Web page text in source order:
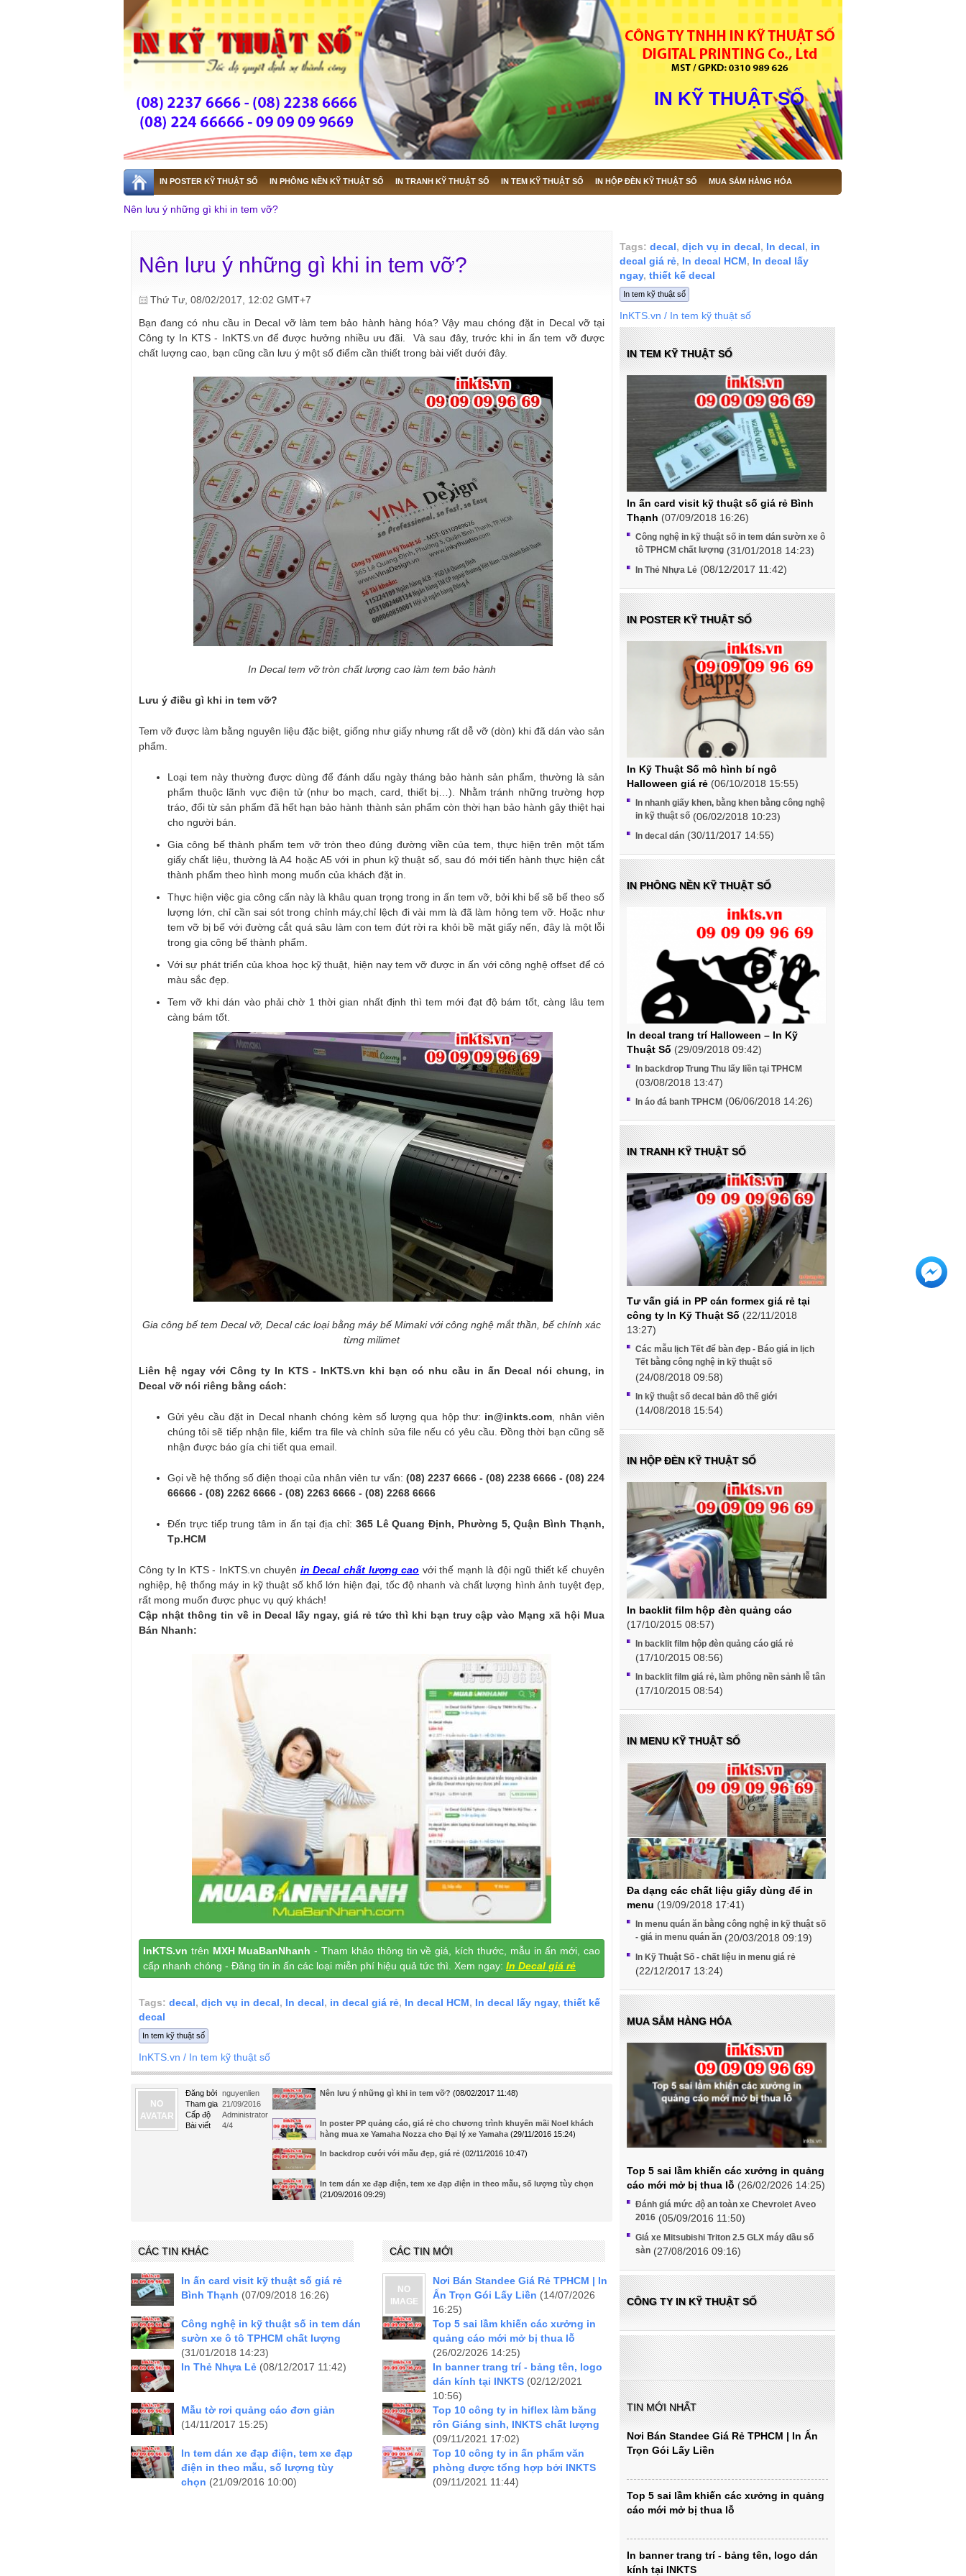
IN KỸ THUẬT SỐ
IN POSTER KỸ THUẬT SỐ IN PHÔNG NỀN KỸ THUẬT SỐ IN TRANH KỸ THUẬT SỐ IN TEM KỸ THUẬT SỐ IN HỘP ĐÈN KỸ THUẬT SỐ MUA SẮM HÀNG HÓA
Nên lưu ý những gì khi in tem vỡ?
Nên lưu ý những gì khi in tem vỡ?
Thứ Tư, 08/02/2017, 12:02 GMT+7
Bạn đang có nhu cầu in Decal vỡ làm tem bảo hành hàng hóa? Vậy mau chóng đặt in Decal vỡ tại
Công ty In KTS - InKTS.vn để được hưởng nhiều ưu đãi. Và sau đây, trước khi in ấn tem vỡ được
chất lượng cao, bạn cũng cần lưu ý một số điểm cần thiết trong bài viết dưới đây.
In Decal tem vỡ tròn chất lượng cao làm tem bảo hành
Lưu ý điều gì khi in tem vỡ?
Tem vỡ được làm bằng nguyên liệu đặc biệt, giống như giấy nhưng rất dễ vỡ (dòn) khi đã dán vào sản
phẩm.
Loại tem này thường được dùng để đánh dấu ngày tháng bảo hành sản phẩm, thường là sản
phẩm thuộc lãnh vực điện tử (như bo mạch, card, thiết bị…). Nhằm tránh những trường hợp
tráo, đổi từ sản phẩm đã hết hạn bảo hành thành sản phẩm còn thời hạn bảo hành gây thiệt hại
cho người bán.
Gia công bế thành phẩm tem vỡ tròn theo đúng đường viền của tem, thực hiện trên một tấm
giấy chất liệu, thường là A4 hoặc A5 với in phun kỹ thuật số, sau đó mới tiến hành thực hiện cắt
thành phẩm theo hình mong muốn của khách đặt in.
Thực hiện việc gia công cấn này là khâu quan trọng trong in ấn tem vỡ, bởi khi bế sẽ bế theo số
lượng lớn, chỉ cần sai sót trong chỉnh máy,chỉ lệch đi vài mm là đã làm hỏng tem vỡ. Hoặc như
tem vỡ bị bế với đường cắt quá sâu làm con tem đứt rời ra khỏi bề mặt giấy nến, đây là một lỗi
trong gia công bế thành phẩm.
Với sự phát triển của khoa học kỹ thuật, hiện nay tem vỡ được in ấn với công nghệ offset để có
màu sắc đẹp.
Tem vỡ khi dán vào phải chờ 1 thời gian nhất định thì tem mới đạt độ bám tốt, càng lâu tem
càng bám tốt.
Gia công bế tem Decal vỡ, Decal các loại bằng máy bế Mimaki với công nghệ mắt thần, bế chính xác
từng milimet
Liên hệ ngay với Công ty In KTS - InKTS.vn khi bạn có nhu cầu in ấn Decal nói chung, in
Decal vỡ nói riêng bằng cách:
Gửi yêu cầu đặt in Decal nhanh chóng kèm số lượng qua hộp thư: in@inkts.com , nhân viên
chúng tôi sẽ tiếp nhận file, kiểm tra file và chỉnh sửa file nếu có yêu cầu. Đồng thời bạn cũng sẽ
nhận được báo gía chi tiết qua email.
Gọi về hệ thống số điện thoại của nhân viên tư vấn: (08) 2237 6666 - (08) 2238 6666 - (08) 224
66666 - (08) 2262 6666 - (08) 2263 6666 - (08) 2268 6666
Đến trực tiếp trung tâm in ấn tại địa chỉ: 365 Lê Quang Định, Phường 5, Quận Bình Thạnh,
Tp.HCM
Công ty In KTS - InKTS.vnchuyên in Decal chất lượng cao với thế mạnh là đội ngũ thiết kế chuyên
nghiệp, hệ thống máy in kỹ thuật số khổ lớn hiện đại, tốc độ nhanh và chất lượng hình ảnh tuyệt đẹp,
rất mong muốn được phục vụ quý khách!
Cập nhật thông tin về in Decal lấy ngay, giá rẻ tức thì khi bạn truy cập vào Mạng xã hội Mua
Bán Nhanh:
InKTS.vn trên MXH MuaBanNhanh - Tham khảo thông tin về giá, kích thước, mẫu in ấn mới, cao
cấp nhanh chóng - Đăng tin in ấn các loại miễn phí hiệu quả tức thì. Xem ngay: In Decal giá rẻ
Tags: decal, dịch vụ in decal, In decal, in decal giá rẻ, In decal HCM, In decal lấy ngay, thiết kế
decal
In tem kỹ thuật số
InKTS.vn / In tem kỹ thuật số
NO
AVATAR
Đăng bởi nguyenlien
Tham gia 21/09/2016
Cấp độ
Administrator
Bài viết
4/4
Nên lưu ý những gì khi in tem vỡ? (08/02/2017 11:48)
In poster PP quảng cáo, giá rẻ cho chương trình khuyến mãi Noel khách
hàng mua xe Yamaha Nozza cho Đại lý xe Yamaha (29/11/2016 15:24)
In backdrop cưới với mẫu đẹp, giá rẻ (02/11/2016 10:47)
In tem dán xe đạp điện, tem xe đạp điện in theo mẫu, số lượng tùy chọn
(21/09/2016 09:29)
CÁC TIN KHÁC
In ấn card visit kỹ thuật số giá rẻ
Bình Thạnh (07/09/2018 16:26)
Công nghệ in kỹ thuật số in tem dán
sườn xe ô tô TPHCM chất lượng
(31/01/2018 14:23)
In Thẻ Nhựa Lẻ (08/12/2017 11:42)
Mẫu tờ rơi quảng cáo đơn giản
(14/11/2017 15:25)
In tem dán xe đạp điện, tem xe đạp
điện in theo mẫu, số lượng tùy
chọn (21/09/2016 10:00)
CÁC TIN MỚI
NO
IMAGE
Nơi Bán Standee Giá Rẻ TPHCM | In
Ấn Trọn Gói Lấy Liền (14/07/2026
16:25)
Top 5 sai lầm khiến các xưởng in
quảng cáo mới mở bị thua lỗ
(26/02/2026 14:25)
In banner trang trí - bảng tên, logo
dán kính tại INKTS (02/12/2021
10:56)
Top 10 công ty in hiflex làm băng
rôn Giáng sinh, INKTS chất lượng
(09/11/2021 17:02)
Top 10 công ty in ấn phẩm văn
phòng được tổng hợp bởi INKTS
(09/11/2021 11:44)
Tags: decal, dịch vụ in decal, In decal, in
decal giá rẻ, In decal HCM, In decal lấy
ngay, thiết kế decal
In tem kỹ thuật số
InKTS.vn / In tem kỹ thuật số
IN TEM KỸ THUẬT SỐ
In ấn card visit kỹ thuật số giá rẻ Bình
Thạnh (07/09/2018 16:26)
Công nghệ in kỹ thuật số in tem dán sườn xe ô
tô TPHCM chất lượng (31/01/2018 14:23)
In Thẻ Nhựa Lẻ (08/12/2017 11:42)
IN POSTER KỸ THUẬT SỐ
In Kỹ Thuật Số mô hình bí ngô
Halloween giá rẻ (06/10/2018 15:55)
In nhanh giấy khen, bằng khen bằng công nghệ
in kỹ thuật số (06/02/2018 10:23)
In decal dán (30/11/2017 14:55)
IN PHÔNG NỀN KỸ THUẬT SỐ
In decal trang trí Halloween – In Kỹ
Thuật Số (29/09/2018 09:42)
In backdrop Trung Thu lấy liền tại TPHCM
(03/08/2018 13:47)
In áo đá banh TPHCM (06/06/2018 14:26)
IN TRANH KỸ THUẬT SỐ
Tư vấn giá in PP cán formex giá rẻ tại
công ty In Kỹ Thuật Số (22/11/2018
13:27)
Các mẫu lịch Tết để bàn đẹp - Báo giá in lịch
Tết bằng công nghệ in kỹ thuật số
(24/08/2018 09:58)
In kỹ thuật số decal bản đồ thế giới
(14/08/2018 15:54)
IN HỘP ĐÈN KỸ THUẬT SỐ
In backlit film hộp đèn quảng cáo
(17/10/2015 08:57)
In backlit film hộp đèn quảng cáo giá rẻ
(17/10/2015 08:56)
In backlit film giá rẻ, làm phông nền sảnh lễ tân
(17/10/2015 08:54)
IN MENU KỸ THUẬT SỐ
Đa dạng các chất liệu giấy dùng để in
menu (19/09/2018 17:41)
In menu quán ăn bằng công nghệ in kỹ thuật số
- giá in menu quán ăn (20/03/2018 09:19)
In Kỹ Thuật Số - chất liệu in menu giá rẻ
(22/12/2017 13:24)
MUA SẮM HÀNG HÓA
Top 5 sai lầm khiến các xưởng in quảng
cáo mới mở bị thua lỗ (26/02/2026 14:25)
Đánh giá mức độ an toàn xe Chevrolet Aveo
2016 (05/09/2016 11:50)
Giá xe Mitsubishi Triton 2.5 GLX máy dầu số
sàn (27/08/2016 09:16)
CÔNG TY IN KỸ THUẬT SỐ
TIN MỚI NHẤT
Nơi Bán Standee Giá Rẻ TPHCM | In Ấn
Trọn Gói Lấy Liền
Top 5 sai lầm khiến các xưởng in quảng
cáo mới mở bị thua lỗ
In banner trang trí - bảng tên, logo dán
kính tại INKTS